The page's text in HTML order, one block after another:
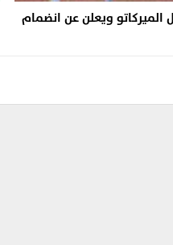
الميركاتو ويعلن عن انضمام